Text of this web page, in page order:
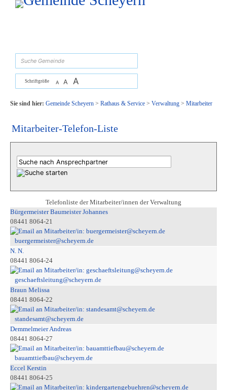
Zum Inhalt, zur Navigationoder zur Startseite springen.
Schriftgröße A A A
Sie sind hier: Gemeinde Scheyern> Rathaus & Service> Verwaltung> Mitarbeiter
Mitarbeiter-Telefon-Liste
Telefonliste der Mitarbeiter/innen der Verwaltung
Bürgermeister Baumeister Johannes
08441 8064-21
buergermeister@scheyern.de
N. N.
08441 8064-24
geschaeftsleitung@scheyern.de
Braun Melissa
08441 8064-22
standesamt@scheyern.de
Demmelmeier Andreas
08441 8064-27
bauamttiefbau@scheyern.de
Eccel Kerstin
08441 8064-25